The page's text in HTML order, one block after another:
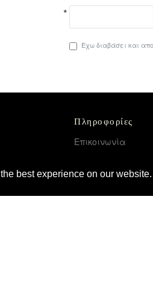
best experience on our website.
Έχω διαβάσει και
Πληροφορίες
Επικοινωνία
Τρόποι
Επιστροφές